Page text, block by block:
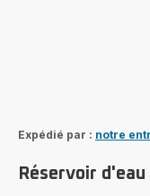
Expédié par : notre
Réservoir